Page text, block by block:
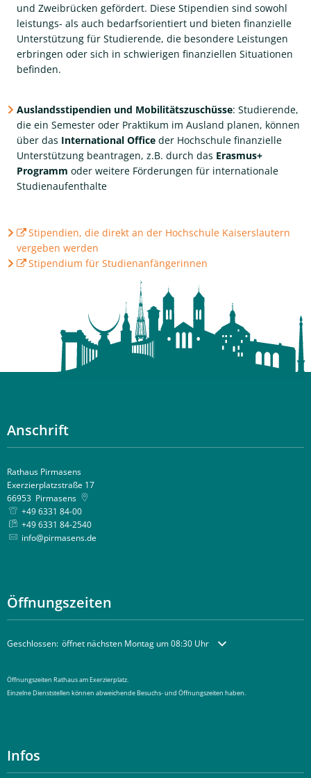
und Zweibrücken gefördert. Diese Stipendien sind sowohl
leistungs- als auch bedarfsorientiert und bieten finanzielle
Unterstützung für Studierende, die besondere Leistungen
erbringen oder sich in schwierigen finanziellen Situationen
befinden​.
Auslandsstipendien und Mobilitätszuschüsse: Studierende,
die ein Semester oder Praktikum im Ausland planen, können
über das International Office der Hochschule finanzielle
Unterstützung beantragen, z.B. durch das Erasmus+
Programm oder weitere Förderungen für internationale
Studienaufenthalte
Stipendien, die direkt an der Hochschule Kaiserslautern
vergeben werden
Stipendium für Studienanfängerinnen
Anschrift
Rathaus Pirmasens
Exerzierplatzstraße 17
66953 Pirmasens
+49 6331 84-00
+49 6331 84-2540
info@pirmasens.de
Öffnungszeiten
Klicken, um weitere Öffnungs- oder Schließzeiten auszublenden
Geschlossen: öffnet nächsten Montag um 08:30 Uhr
Öffnungszeiten Rathaus am Exerzierplatz.
Einzelne Dienststellen können abweichende Besuchs- und Öffnungszeiten haben.
Infos